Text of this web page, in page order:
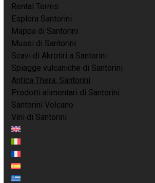
Rental Terms
Esplora Santorini
Mappa di Santorini
Musei di Santorini
Scavi di Akrotiri a Santorini
Spiagge vulcaniche di Santorini
Antica Thera, Santorini
Prodotti alimentari di Santorini
Santorini Volcano
Vini di Santorini